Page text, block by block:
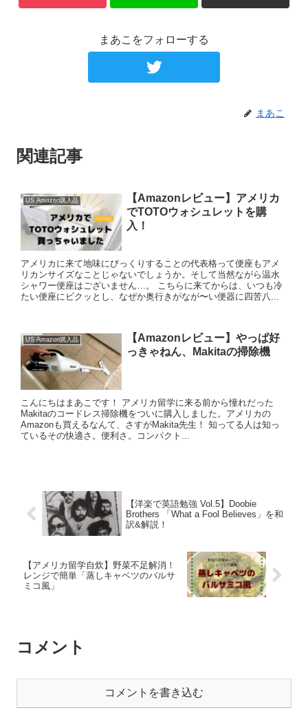
まあこをフォローする
まあこ
関連記事
US Amazon購入品
【Amazonレビュー】アメリカ
でTOTOウォシュレットを購
入！
アメリカに来て地味にびっくりすることの代表格って便座もアメ
リカンサイズなことじゃないでしょうか。そして当然ながら温水
シャワー便座はございません…。 こちらに来てからは、いつも冷
たい便座にビクッとし、なぜか奥行きがなが〜い便器に四苦八...
US Amazon購入品
【Amazonレビュー】やっぱ好
っきゃねん、Makitaの掃除機
こんにちはまあこです！ アメリカ留学に来る前から憧れだった
Makitaのコードレス掃除機をついに購入しました。アメリカの
Amazonも買えるなんて、さすがMakita先生！ 知ってる人は知っ
ているその快適さ。便利さ。コンパクト...
【洋楽で英語勉強 Vol.5】Doobie
Brothers 「What a Fool Believes」を和
訳&解説！
【アメリカ留学自炊】野菜不足解消！
レンジで簡単「蒸しキャベツのバルサ
ミコ風」
コメント
コメントを書き込む